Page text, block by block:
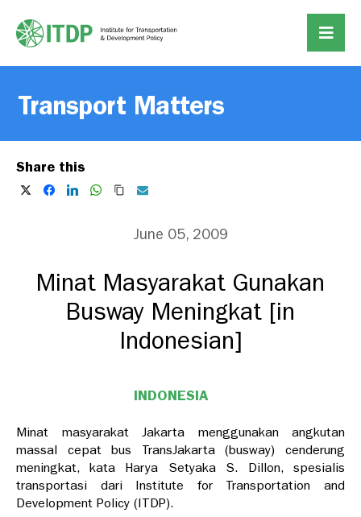
Transport Matters
Share this
June 05, 2009
Minat Masyarakat Gunakan
Busway Meningkat [in
Indonesian]
INDONESIA
Minat masyarakat Jakarta menggunakan angkutan
massal cepat bus TransJakarta (busway) cenderung
meningkat, kata Harya Setyaka S. Dillon, spesialis
transportasi dari Institute for Transportation and
Development Policy (ITDP).